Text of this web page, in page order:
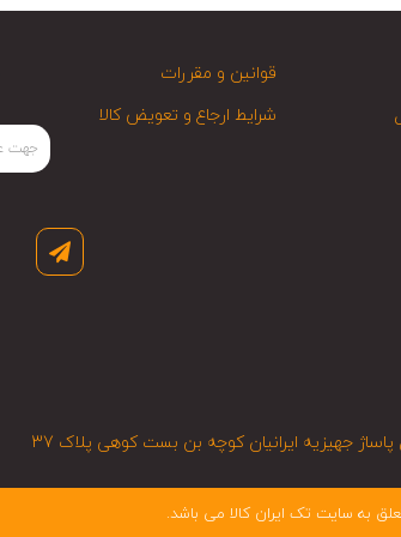
قوانین و مقررات
شرایط ارجاع و تعویض کالا
جهیزیه ایرانیان کوچه بن بست کوهی پلاک 37
به سایت تک ایران کالا می باشد.